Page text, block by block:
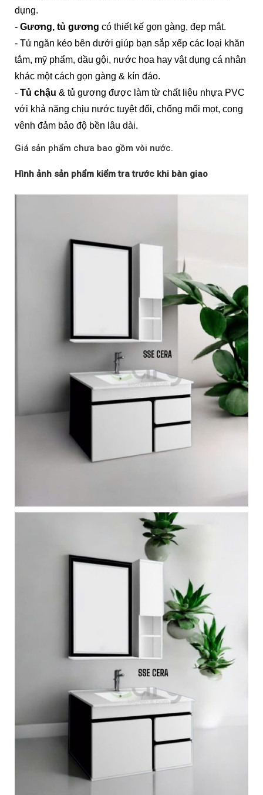
dụng.
- Gương, tủ gương có thiết kế gọn gàng, đẹp mắt.
- Tủ ngăn kéo bên dưới giúp bạn sắp xếp các loại khăn
tắm, mỹ phẩm, dầu gội, nước hoa hay vật dụng cá nhân
khác một cách gọn gàng & kín đáo.
- Tủ chậu & tủ gương được làm từ chất liệu nhựa PVC
với khả năng chịu nước tuyệt đối, chống mối mọt, cong
vênh đảm bảo độ bền lâu dài.
Giá sản phẩm chưa bao gồm vòi nước.
Hình ảnh sản phẩm kiểm tra trước khi bàn giao